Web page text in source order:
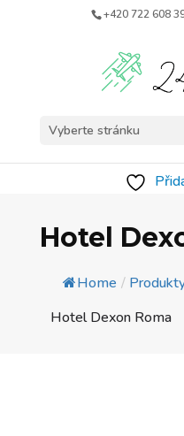
+420 722 608
Vyberte stránku
Hotel
Home /
Hotel Dexon Roma